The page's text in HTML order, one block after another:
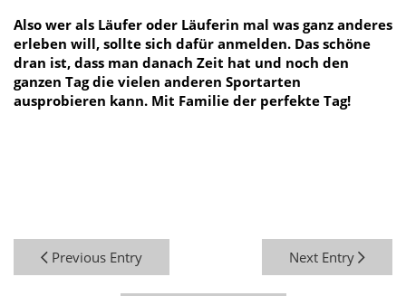
Also wer als Läufer oder Läuferin mal was ganz anderes
erleben will, sollte sich dafür anmelden. Das schöne
dran ist, dass man danach Zeit hat und noch den
ganzen Tag die vielen anderen Sportarten
ausprobieren kann. Mit Familie der perfekte Tag!
Previous Entry Next Entry